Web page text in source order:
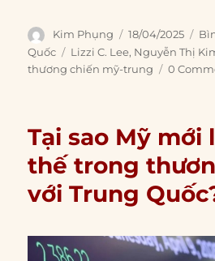
Author
Kim Phụng
Posted
on
18/04/2025
Quốc
Tags
Lizzi C. Lee, Nguyễn Thị
thương chiến mỹ-trung
0
Tại sao Mỹ mới
thế trong
với Trung